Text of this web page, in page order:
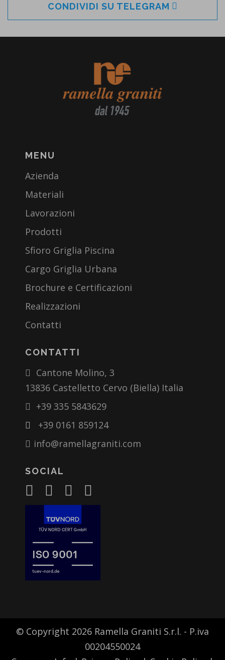
CONDIVIDI SU TELEGRAM
MENU
Azienda
Materiali
Lavorazioni
Prodotti
Sfioro Griglia Piscina
Cargo Griglia Urbana
Brochure e Certificazioni
Realizzazioni
Contatti
CONTATTI
Cantone Molino, 3
13836 Castelletto Cervo (Biella) Italia
+39 335 5843629
+39 0161 859124
info@ramellagraniti.com
SOCIAL
© Copyright 2026 Ramella Graniti S.r.l. - P.iva
00204550024